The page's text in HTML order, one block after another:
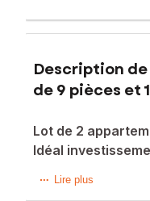
Description
de 9 pièces et
Lot de 2
Idéal
Lot de 2
Lire plus